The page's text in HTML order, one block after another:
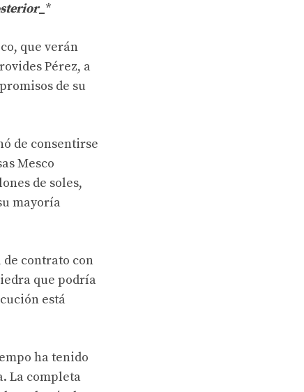
_*
que verán
Pérez, a
de su
de consentirse
Mesco
de soles,
mayoría
contrato con
que podría
está
ha tenido
La completa